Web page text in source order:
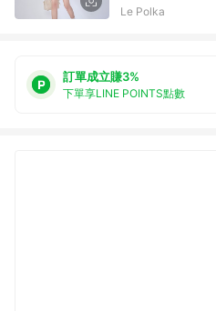
Le Polka
訂單成立賺3%
下單享LINE POINTS點數